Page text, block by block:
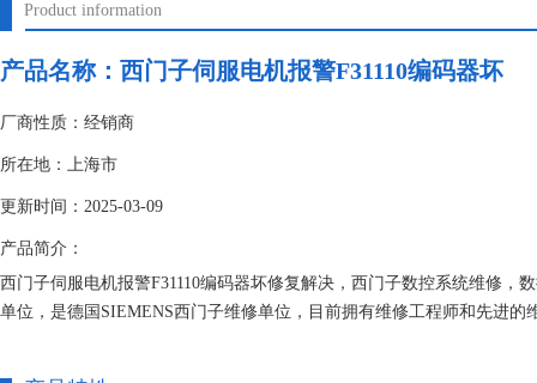
Product information
产品名称： 西门子伺服电机报警F31110编码器坏
厂商性质：经销商
所在地：上海市
更新时间：2025-03-09
产品简介：
西门子伺服电机报警F31110编码器坏修复解决，西门子数控系统维修
单位，是德国SIEMENS西门子维修单位，目前拥有维修工程师和先进